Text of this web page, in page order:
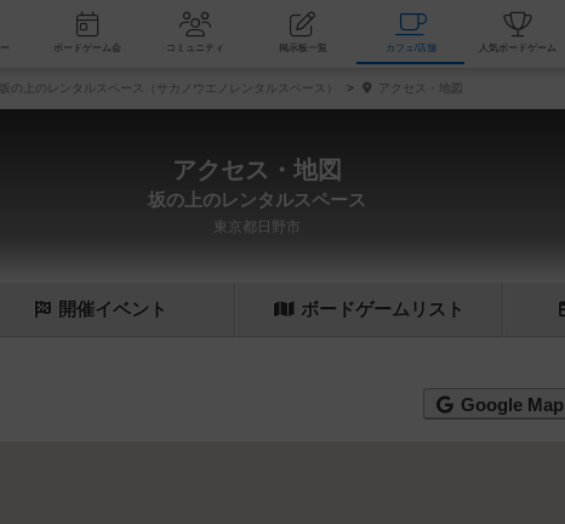
新着レビュー ボードゲーム会 コミュニティ 掲示板一覧 カフェ/店舗
坂の上のレンタルスペース（サカノウエノレンタルスペース） アクセス・地図
アクセス・地図
坂の上のレンタルスペース
東京都日野市
開催イベント ボードゲーム リスト
Google Map